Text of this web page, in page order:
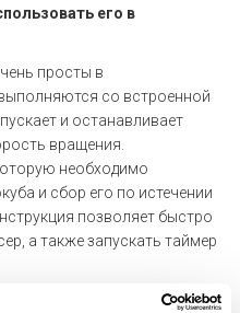
его в
просты в
со встроенной
и останавливает
вращения.
необходимо
и сбор его по истечении
позволяет быстро
а также запускать таймер
уровень безопасности –